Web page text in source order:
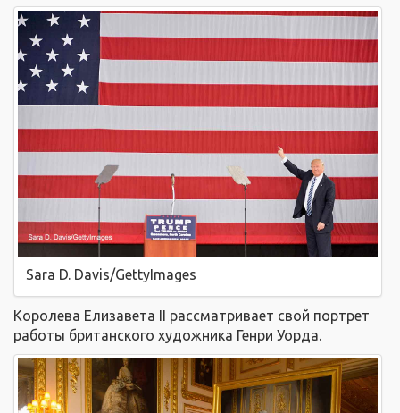
Sara D. Davis/GettyImages
Королева Елизавета II рассматривает свой портрет
работы британского художника Генри Уорда.